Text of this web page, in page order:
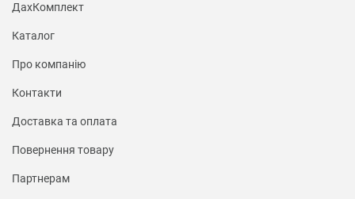
ДахКомплект
Каталог
Про компанію
Контакти
Доставка та оплата
Повернення товару
Партнерам